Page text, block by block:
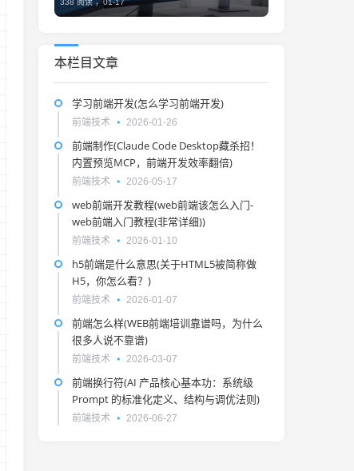
338 阅读 ，01-17
本栏目文章
学习前端开发(怎么学习前端开发)
前端技术 2026-01-26
前端制作(Claude Code Desktop藏杀招！
内置预览MCP，前端开发效率翻倍)
前端技术 2026-05-17
web前端开发教程(web前端该怎么入门-
web前端入门教程(非常详细))
前端技术 2026-01-10
h5前端是什么意思(关于HTML5被简称做
H5，你怎么看？)
前端技术 2026-01-07
前端怎么样(WEB前端培训靠谱吗，为什么
很多人说不靠谱)
前端技术 2026-03-07
前端换行符(AI 产品核心基本功：系统级
Prompt 的标准化定义、结构与调优法则)
前端技术 2026-06-27